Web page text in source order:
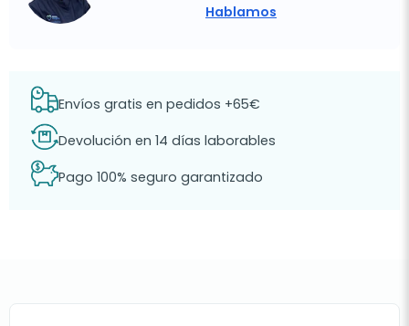
Hablamos
Envíos gratis en pedidos +65€
Devolución en 14 días laborables
Pago 100% seguro garantizado